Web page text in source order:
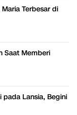
Sex dengan
Terbesar di
Saat Memberi